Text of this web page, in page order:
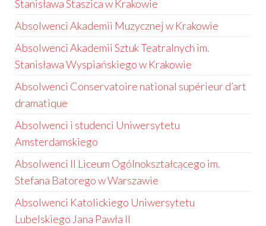
Stanisława Staszica w Krakowie
Absolwenci Akademii Muzycznej w Krakowie
Absolwenci Akademii Sztuk Teatralnych im.
Stanisława Wyspiańskiego w Krakowie
Absolwenci Conservatoire national supérieur d’art
dramatique
Absolwenci i studenci Uniwersytetu
Amsterdamskiego
Absolwenci II Liceum Ogólnokształcącego im.
Stefana Batorego w Warszawie
Absolwenci Katolickiego Uniwersytetu
Lubelskiego Jana Pawła II